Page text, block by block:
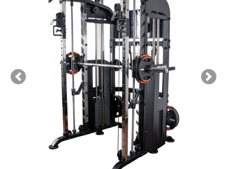
Previous Next